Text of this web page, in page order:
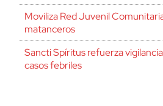
Moviliza Red Juvenil
matanceros
Sancti Spíritus refuerza
casos febriles